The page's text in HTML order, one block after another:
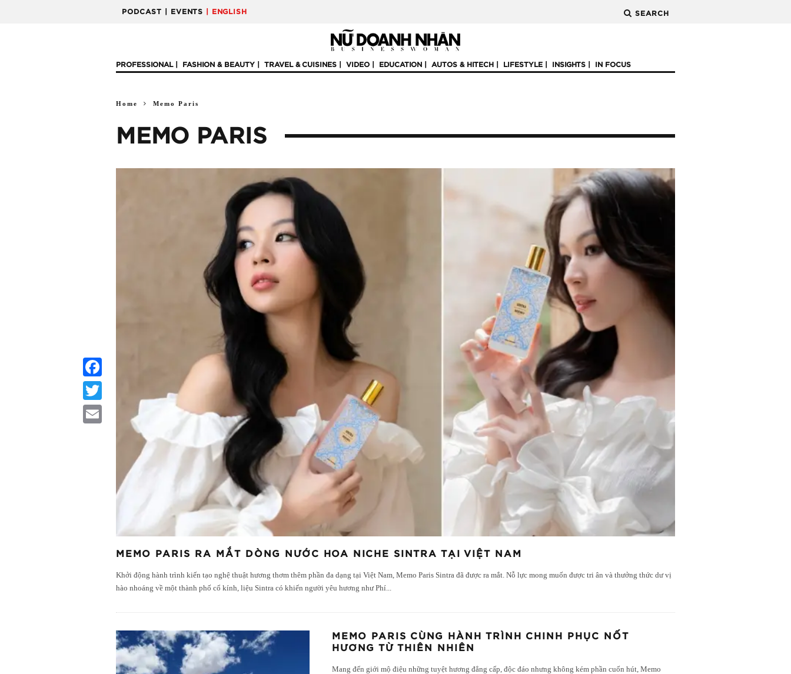
PODCAST | EVENTS | ENGLISH SEARCH
PROFESSIONAL FASHION & BEAUTY TRAVEL & CUISINES VIDEO EDUCATION AUTOS & HITECH LIFESTYLE INSIGHTS IN FOCUS
Home Memo Paris
MEMO PARIS
MEMO PARIS RA MẮT DÒNG NƯỚC HOA NICHE SINTRA TẠI VIỆT NAM
Khởi động hành trình kiến tạo nghệ thuật hương thơm thêm phần đa dạng tại Việt Nam, Memo Paris Sintra đã được ra mắt. Nỗ lực mong muốn được tri ân và thưởng thức dư vị
hào nhoáng về một thành phố cổ kính, liệu Sintra có khiến người yêu hương như Phí...
Facebook
Twitter
MEMO PARIS CÙNG HÀNH TRÌNH CHINH PHỤC NỐT
HƯƠNG TỪ THIÊN NHIÊN
Mang đến giới mộ điệu những tuyệt hương đẳng cấp, độc đáo nhưng không kém phần cuốn hút, Memo